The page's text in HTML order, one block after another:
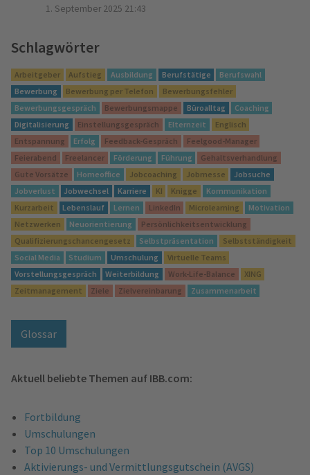
1. September 2025 21:43
Schlagwörter
Arbeitgeber Aufstieg Ausbildung Berufstätige
Berufswahl
Bewerbung
Bewerbung per Telefon
Bewerbungsfehler
Bewerbungsgespräch
Bewerbungsmappe Büroalltag
Coaching
Digitalisierung
Einstellungsgespräch Elternzeit
Englisch
Entspannung
Erfolg Feedback-Gespräch
Feelgood-Manager
Feierabend
Freelancer Förderung Führung
Gehaltsverhandlung
Gute Vorsätze
Homeoffice Jobcoaching Jobmesse
Jobsuche
Jobverlust
Jobwechsel Karriere KI Knigge
Kommunikation
Kurzarbeit
Lebenslauf Lernen LinkedIn Microlearning
Motivation
Netzwerken
Neuorientierung
Persönlichkeitsentwicklung
Qualifizierungschancengesetz
Selbstpräsentation
Selbstständigkeit
Social Media
Studium Umschulung
Virtuelle Teams
Vorstellungsgespräch
Weiterbildung Work-Life-Balance
XING
Zeitmanagement
Ziele Zielvereinbarung Zusammenarbeit
Glossar
Aktuell beliebte Themen auf IBB.com:
Fortbildung
Umschulungen
Top 10 Umschulungen
Aktivierungs- und Vermittlungsgutschein (AVGS)